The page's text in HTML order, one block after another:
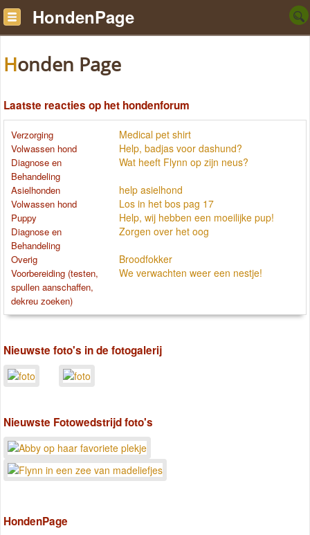
HondenPage
Honden Page
Laatste reacties op het hondenforum
Verzorging Medical pet shirt
Volwassen hond Help, badjas voor dashund?
Diagnose en
Behandeling
Wat heeft Flynn op zijn neus?
Asielhonden help asielhond
Volwassen hond Los in het bos pag 17
Puppy Help, wij hebben een moeilijke pup!
Diagnose en
Behandeling
Zorgen over het oog
Overig Broodfokker
Voorbereiding (testen,
spullen aanschaffen,
dekreu zoeken)
We verwachten weer een nestje!
Nieuwste foto's in de fotogalerij
Nieuwste Fotowedstrijd foto's
HondenPage